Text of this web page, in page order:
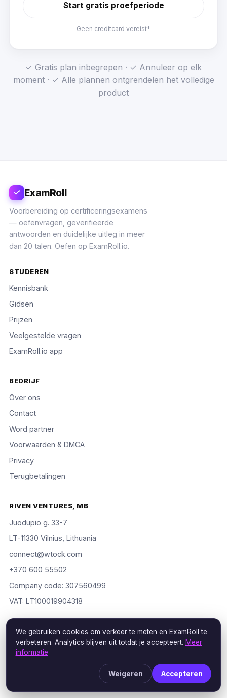
Start gratis proefperiode
Geen creditcard vereist*
✓ Gratis plan inbegrepen · ✓ Annuleer op elk
moment · ✓ Alle plannen ontgrendelen het volledige
product
ExamRoll
Voorbereiding op certificeringsexamens
— oefenvragen, geverifieerde
antwoorden en duidelijke uitleg in meer
dan 20 talen. Oefen op ExamRoll.io.
STUDEREN
Kennisbank
Gidsen
Prijzen
Veelgestelde vragen
ExamRoll.io app
BEDRIJF
Over ons
Contact
Word partner
Voorwaarden & DMCA
Privacy
Terugbetalingen
RIVEN VENTURES, MB
Juodupio g. 33-7
LT-11330 Vilnius, Lithuania
connect@wtock.com
+370 600 55502
Company code: 307560499
VAT: LT100019904318
© 2016–2026 Riven Ventures, MB. Alle rechten voorbehouden.
ExamRoll is an independent study aid, not affiliated with or
endorsed by the certification vendors named; rights holders may
request removal via ourDMCA policy.
We gebruiken cookies om verkeer te meten en ExamRoll te
verbeteren. Analytics blijven uit totdat je accepteert. Meer
informatie
Weigeren Accepteren